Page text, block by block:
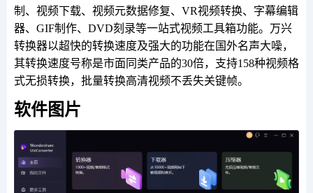
制、视频下载、视频元数据修复、VR视频转换、字幕编辑
器、GIF制作、DVD刻录等一站式视频工具箱功能。万兴
转换器以超快的转换速度及强大的功能在国外名声大噪，
其转换速度号称是市面同类产品的30倍，支持158种视频格
式无损转换，批量转换高清视频不丢失关键帧。
软件图片